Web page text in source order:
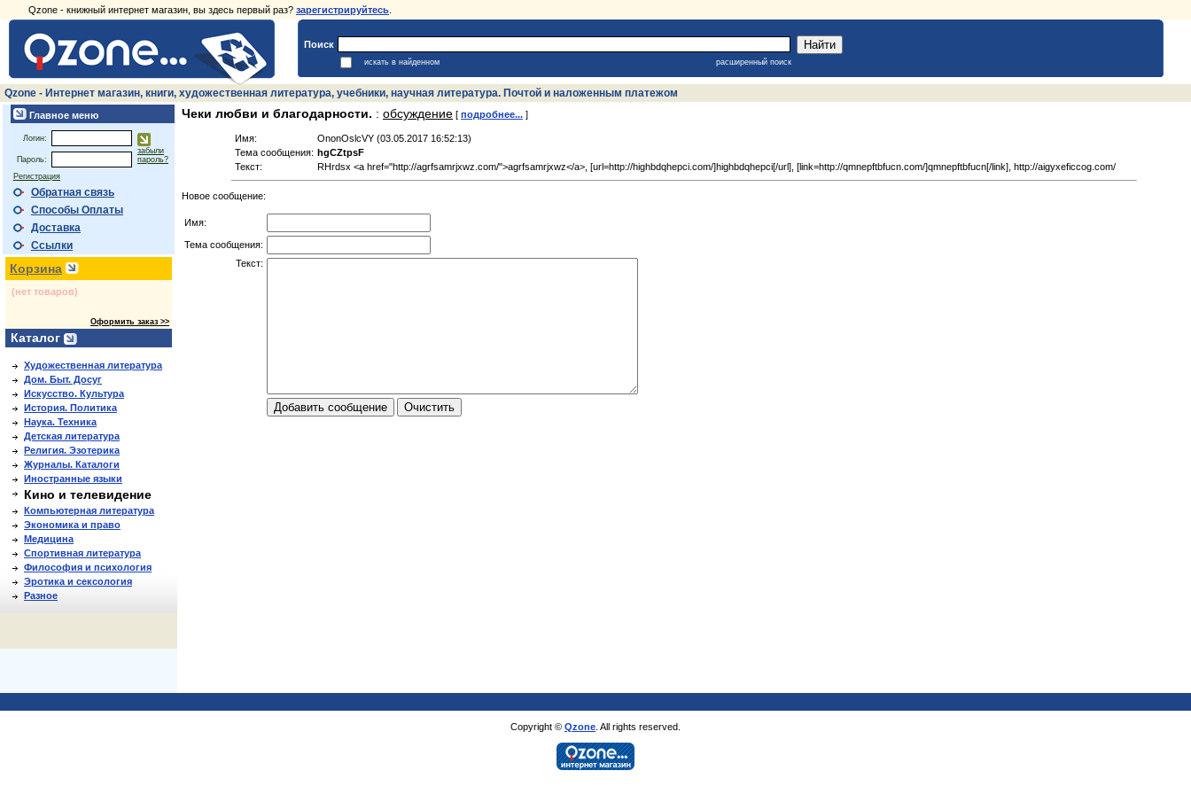
Qzone - книжный интернет магазин, вы здесь первый раз? зарегистрируйтесь
Поиск
искать в найденном расширенный поиск
Qzone - Интернет магазин, книги, художественная литература, учебники, научная литература. Почтой и наложенным платежом
Главное меню
Логин:
Пароль:
забыли
пароль?
Регистрация
Обратная связь
Способы Оплаты
Доставка
Ссылки
Корзина
(нет товаров)
Оформить заказ >>
Каталог
Художественная литература
Дом. Быт. Досуг
Искусство. Культура
История. Политика
Наука. Техника
Детская литература
Религия. Эзотерика
Журналы. Каталоги
Иностранные языки
Кино и телевидение
Компьютерная литература
Экономика и право
Медицина
Спортивная литература
Философия и психология
Эротика и сексология
Разное
Чеки любви и благодарности. : обсуждение [ подробнее... ]
Имя:
OnonOslcVY (03.05.2017 16:52:13)
Тема сообщения: hgCZtpsF
Текст:
RHrdsx <a href="http://agrfsamrjxwz.com/">agrfsamrjxwz</a>, [url=http://highbdqhepci.com/]highbdqhepci[/url], [link=http://qmnepftbfucn.com/]qmnepftbfucn[/link], http://aigyxeficcog.com/
Новое сообщение:
Имя:
Тема сообщения:
Текст:
Copyright © Qzone . All rights reserved.